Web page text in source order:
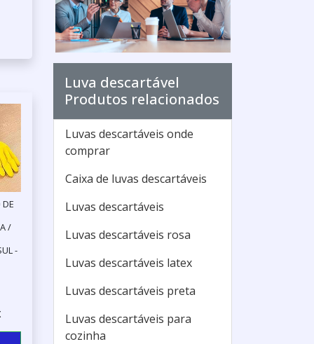
/
-
Luva descartável
Produtos relacionados
Luvas descartáveis onde
comprar
Caixa de luvas descartáveis
Luvas descartáveis
Luvas descartáveis rosa
Luvas descartáveis latex
Luvas descartáveis preta
Luvas descartáveis para
cozinha